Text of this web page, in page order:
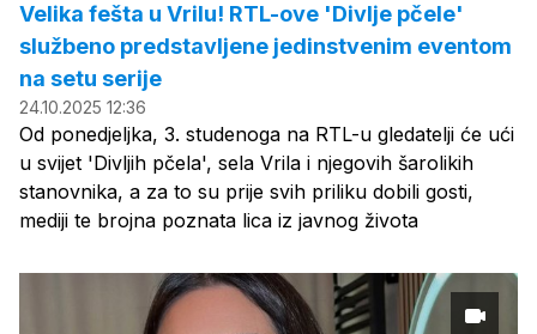
Velika fešta u Vrilu! RTL-ove 'Divlje pčele'
službeno predstavljene jedinstvenim eventom
na setu serije
24.10.2025 12:36
Od ponedjeljka, 3. studenoga na RTL-u gledatelji će ući
u svijet 'Divljih pčela', sela Vrila i njegovih šarolikih
stanovnika, a za to su prije svih priliku dobili gosti,
mediji te brojna poznata lica iz javnog života